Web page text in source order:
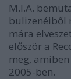
M.I.A.
bulizenéiből
mára
először a
meg,
2005-ben.